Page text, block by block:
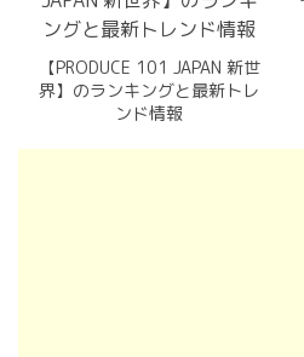
【PRODUCE 101 JAPAN 新世
界】のランキングと最新トレ
ンド情報